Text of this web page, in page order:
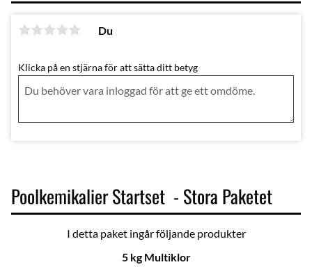
Poolkemikalier Startset - Stora Paketet
I detta paket ingår följande produkter
5 kg Multiklor
Du
Klicka på en stjärna för att sätta ditt betyg